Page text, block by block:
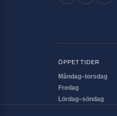
ÖPPETTIDER
Måndag–torsdag
Fredag
Lördag–söndag